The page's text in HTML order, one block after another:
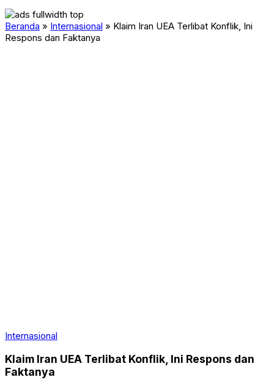
Beranda » Internasional » Klaim Iran UEA Terlibat Konflik, Ini
Respons dan Faktanya
Internasional
Klaim Iran UEA Terlibat Konflik, Ini Respons dan
Faktanya